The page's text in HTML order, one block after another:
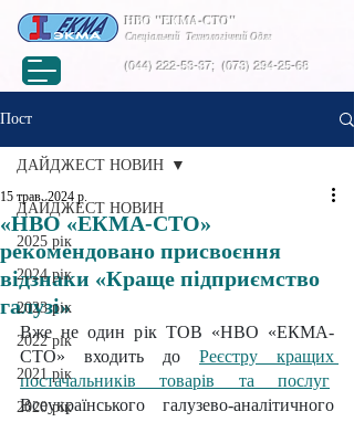
(044) 222-53-37;(073) 294-25-68
НВО "ЕКМА-СТО"
Спеціальний Технологічний Одяг
Пост
ДАЙДЖЕСТ НОВИН
2025 рік
2024 рік
2023 рік
2022 рік
2021 рік
2020 рік
ДАЙДЖЕСТ НОВИН
«НВО «ЕКМА-СТО»
рекомендовано присвоєння
відзнаки «Краще підприємство
галузі»
15 трав. 2024 р.
Вже не один рік ТОВ «НВО «ЕКМА-
СТО» входить до Реєстру кращих
постачальників товарів та послуг
Всеукраїнського галузево-аналітичного